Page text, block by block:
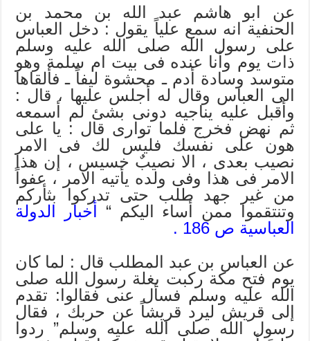
عن ابو هاشم عبد الله بن محمد بن
الحنفية انه سمع علياً يقول : دخل العباس
على رسول الله صلى الله عليه وسلم
ذات يوم وأنا عنده فى بيت ام سلمة وهو
متوسد وسادة أدم ـ محشوة ليفاً ـ فألقاها
الى العباس وقال له أجلس عليها ، قال :
وأقبل عليه يناجيه دونى بشئ لم أسمعه
ثم نهض فخرج فلما توارى قال : يا على
هون على نفسك فليس لك فى الامر
نصيب بعدى ، الا نصيبٌ خسيس ، إن هذا
الامر فى هذا وفى ولده يأتيه الامر ، عفواً
من غير جهد طلب حتى تدركوا بثأركم
وتنتقموا ممن أساء اليكم “ أخبار الدولة
العباسية ص 186 .
عن العباس بن عبد المطلب قال : لما كان
يوم فتح مكة ركبت بغلة رسول الله صلى
الله عليه وسلم فسأل عنى فقالوا: تقدم
إلى قريش ليرد قريشاً عن حربك ، فقال
رسول الله صلى الله عليه وسلم” ردوا